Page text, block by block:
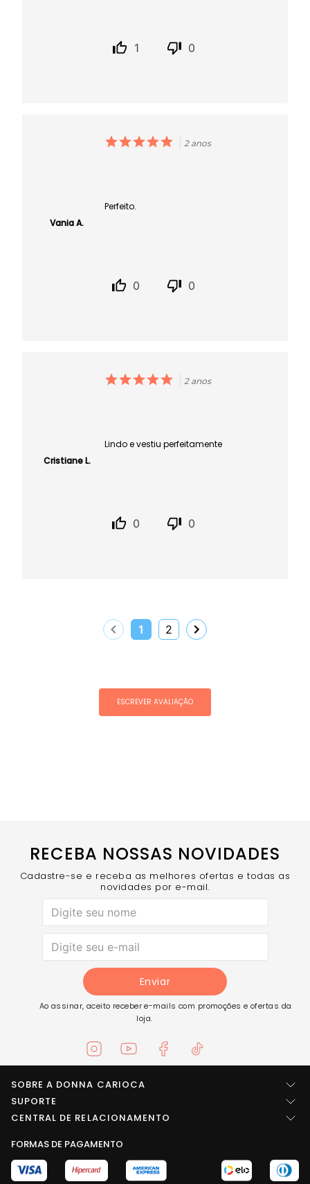
1 0
Vania A.
2 anos
Perfeito.
0 0
Cristiane L.
2 anos
Lindo e vestiu perfeitamente
0 0
1 2
ESCREVER AVALIAÇÃO
RECEBA NOSSAS NOVIDADES
Cadastre-se e receba as melhores ofertas e todas as
novidades por e-mail.
Enviar
Ao assinar, aceito receber e-mails com promoções e ofertas da
loja.
SOBRE A DONNA CARIOCA
Quem somos
Imprensa
Trabalhe conosco
Seja um fornecedor
SUPORTE
Central de ajuda
Entre em contato
Troca e Devolução
CENTRAL DE RELACIONAMENTO
LOCALIZAÇÃO
Rua Arídio da rosa pinheiro, SN Área B1 - Galpões 1, 2, 3, 4 e 5
Conselheiro Paulino, Nova Friburgo - RJ - CEP: 28633-789
FORMAS DE PAGAMENTO